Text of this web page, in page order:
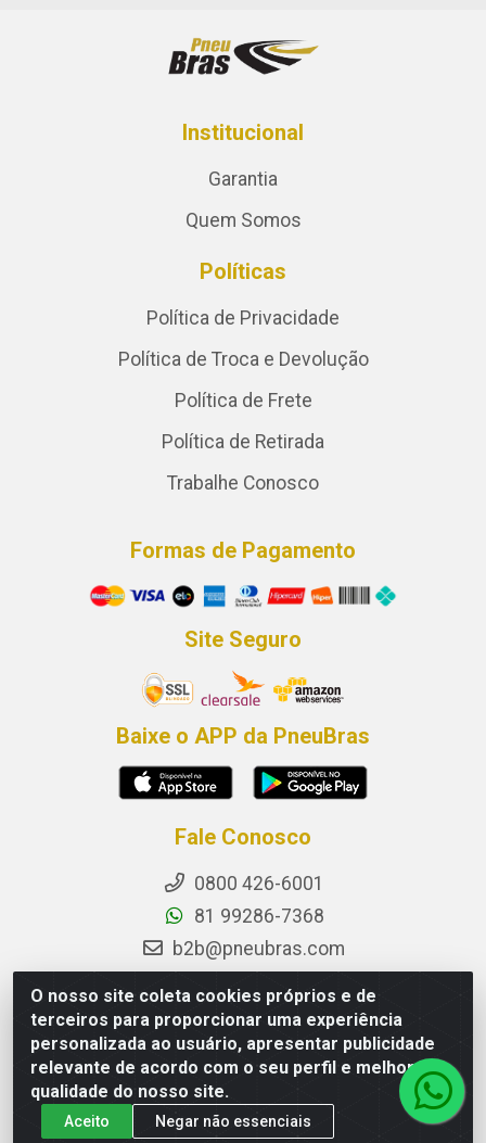
O nosso site coleta cookies próprios e de
terceiros para proporcionar uma experiência
personalizada ao usuário, apresentar publicidade
relevante de acordo com o seu perfil e melhorar a
qualidade do nosso site.
Aceito Negar não essenciais
Institucional
Garantia
Quem Somos
Políticas
Política de Privacidade
Política de Troca e Devolução
Política de Frete
Política de Retirada
Trabalhe Conosco
Formas de Pagamento
Site Seguro
Baixe o APP da PneuBras
Fale Conosco
0800 426-6001
81 99286-7368
b2b@pneubras.com
Instagram
Facebook
Privacidade e Dados (DPO):
dpo.pneubras@pneubras.com